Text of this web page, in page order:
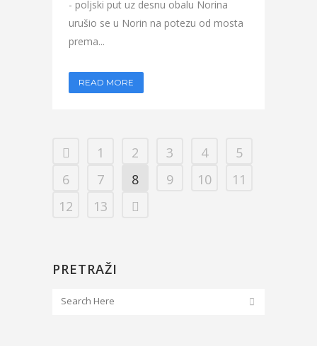
- poljski put uz desnu obalu Norina
urušio se u Norin na potezu od mosta
prema...
READ MORE
1 2 3 4
5
6
7 8 9 10
11
12
13
PRETRAŽI